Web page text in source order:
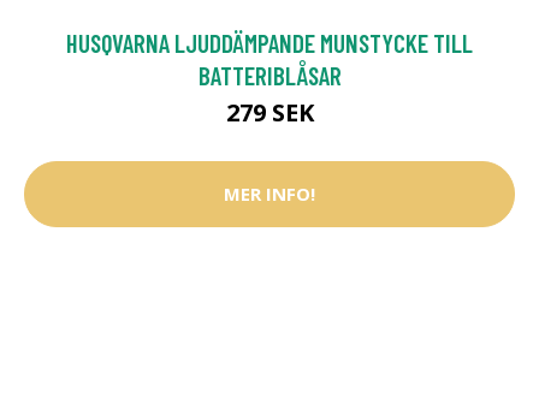
HUSQVARNA LJUDDÄMPANDE MUNSTYCKE TILL
BATTERIBLÅSAR
279 SEK
MER INFO!